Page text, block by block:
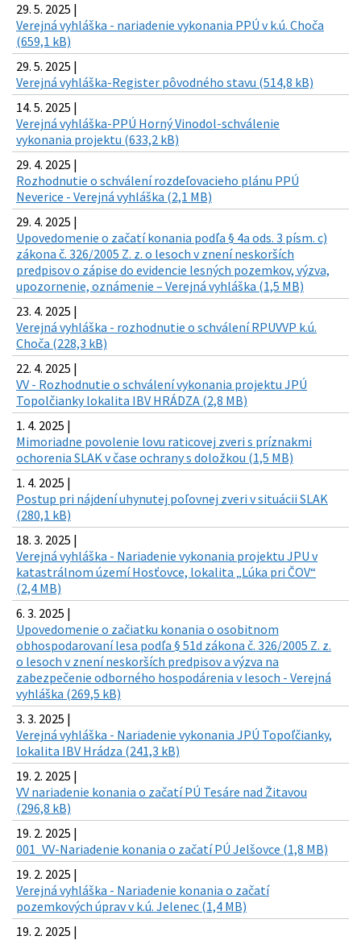
29. 5. 2025 |
Verejná vyhláška - nariadenie vykonania PPÚ v k.ú. Choča
(659,1 kB)
29. 5. 2025 |
Verejná vyhláška-Register pôvodného stavu (514,8 kB)
14. 5. 2025 |
Verejná vyhláška-PPÚ Horný Vinodol-schválenie
vykonania projektu (633,2 kB)
29. 4. 2025 |
Rozhodnutie o schválení rozdeľovacieho plánu PPÚ
Neverice - Verejná vyhláška (2,1 MB)
29. 4. 2025 |
Upovedomenie o začatí konania podľa § 4a ods. 3 písm. c)
zákona č. 326/2005 Z. z. o lesoch v znení neskorších
predpisov o zápise do evidencie lesných pozemkov, výzva,
upozornenie, oznámenie – Verejná vyhláška (1,5 MB)
23. 4. 2025 |
Verejná vyhláška - rozhodnutie o schválení RPUVVP k.ú.
Choča (228,3 kB)
22. 4. 2025 |
VV - Rozhodnutie o schválení vykonania projektu JPÚ
Topolčianky lokalita IBV HRÁDZA (2,8 MB)
1. 4. 2025 |
Mimoriadne povolenie lovu raticovej zveri s príznakmi
ochorenia SLAK v čase ochrany s doložkou (1,5 MB)
1. 4. 2025 |
Postup pri nájdení uhynutej poľovnej zveri v situácii SLAK
(280,1 kB)
18. 3. 2025 |
Verejná vyhláška - Nariadenie vykonania projektu JPU v
katastrálnom území Hosťovce, lokalita „Lúka pri ČOV“
(2,4 MB)
6. 3. 2025 |
Upovedomenie o začiatku konania o osobitnom
obhospodarovaní lesa podľa § 51d zákona č. 326/2005 Z. z.
o lesoch v znení neskorších predpisov a výzva na
zabezpečenie odborného hospodárenia v lesoch - Verejná
vyhláška (269,5 kB)
3. 3. 2025 |
Verejná vyhláška - Nariadenie vykonania JPÚ Topoľčianky,
lokalita IBV Hrádza (241,3 kB)
19. 2. 2025 |
VV nariadenie konania o začatí PÚ Tesáre nad Žitavou
(296,8 kB)
19. 2. 2025 |
001_VV-Nariadenie konania o začatí PÚ Jelšovce (1,8 MB)
19. 2. 2025 |
Verejná vyhláška - Nariadenie konania o začatí
pozemkových úprav v k.ú. Jelenec (1,4 MB)
19. 2. 2025 |